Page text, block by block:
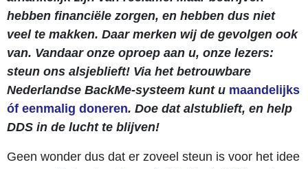
hebben financiële zorgen, en hebben dus niet
veel te makken. Daar merken wij de gevolgen ook
van. Vandaar onze oproep aan u, onze lezers:
steun ons alsjeblieft! Via het betrouwbare
Nederlandse BackMe-systeem kunt u maandelijks
óf eenmalig doneren. Doe dat alstublieft, en help
DDS in de lucht te blijven!
Geen wonder dus dat er zoveel steun is voor het idee